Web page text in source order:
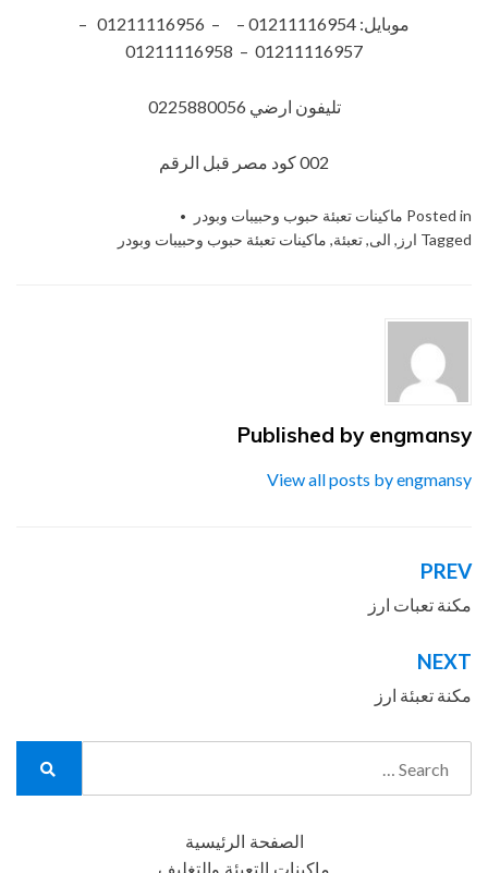
موبايل: 01211116954 – – 01211116956 –
01211116957 – 01211116958
تليفون ارضي 0225880056
002 كود مصر قبل الرقم​
Posted in ماكينات تعبئة حبوب وحبيبات وبودر
Tagged ارز , الى,تعبئة, ماكينات تعبئة حبوب وحبيبات وبودر
Published by engmansy
View all posts by engmansy
تصفّح
المقالات
PREV
مكنة تعبات ارز
NEXT
مكنة تعبئة ارز
الصفحة الرئيسية
ماكينات التعبئة والتغليف